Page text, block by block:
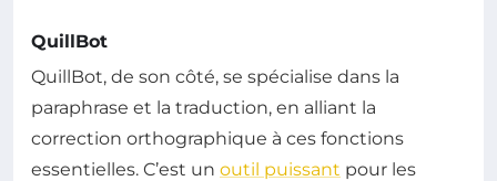
QuillBot
QuillBot, de son côté, se spécialise dans la
paraphrase et la traduction, en alliant la
correction orthographique à ces fonctions
essentielles. C’est un outil puissant pour les